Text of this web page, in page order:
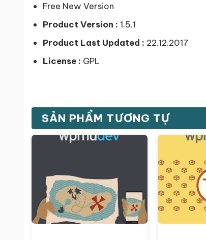
Free New Version
Product Version : 1.5.1
Product Last Updated : 22.12.2017
License : GPL
SẢN PHẨM TƯƠNG TỰ
Giảm giá! Giảm giá!